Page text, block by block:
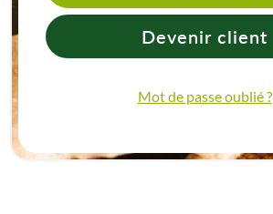
Devenir client
Mot de passe oublié ?